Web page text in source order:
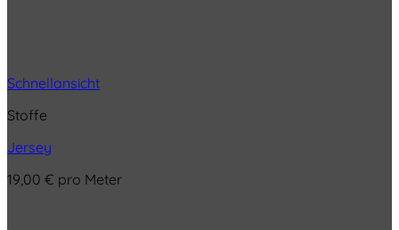
Schnellansicht
Stoffe
Jersey
19,00 € pro Meter